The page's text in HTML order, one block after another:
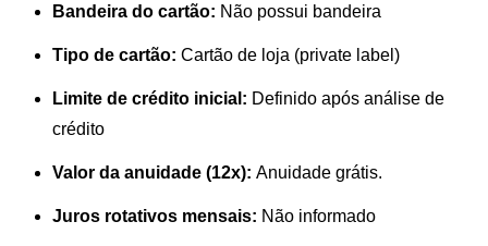
Bandeira do cartão: Não possui bandeira
Tipo de cartão: Cartão de loja (private label)
Limite de crédito inicial: Definido após análise de
crédito
Valor da anuidade (12x): Anuidade grátis.
Juros rotativos mensais: Não informado